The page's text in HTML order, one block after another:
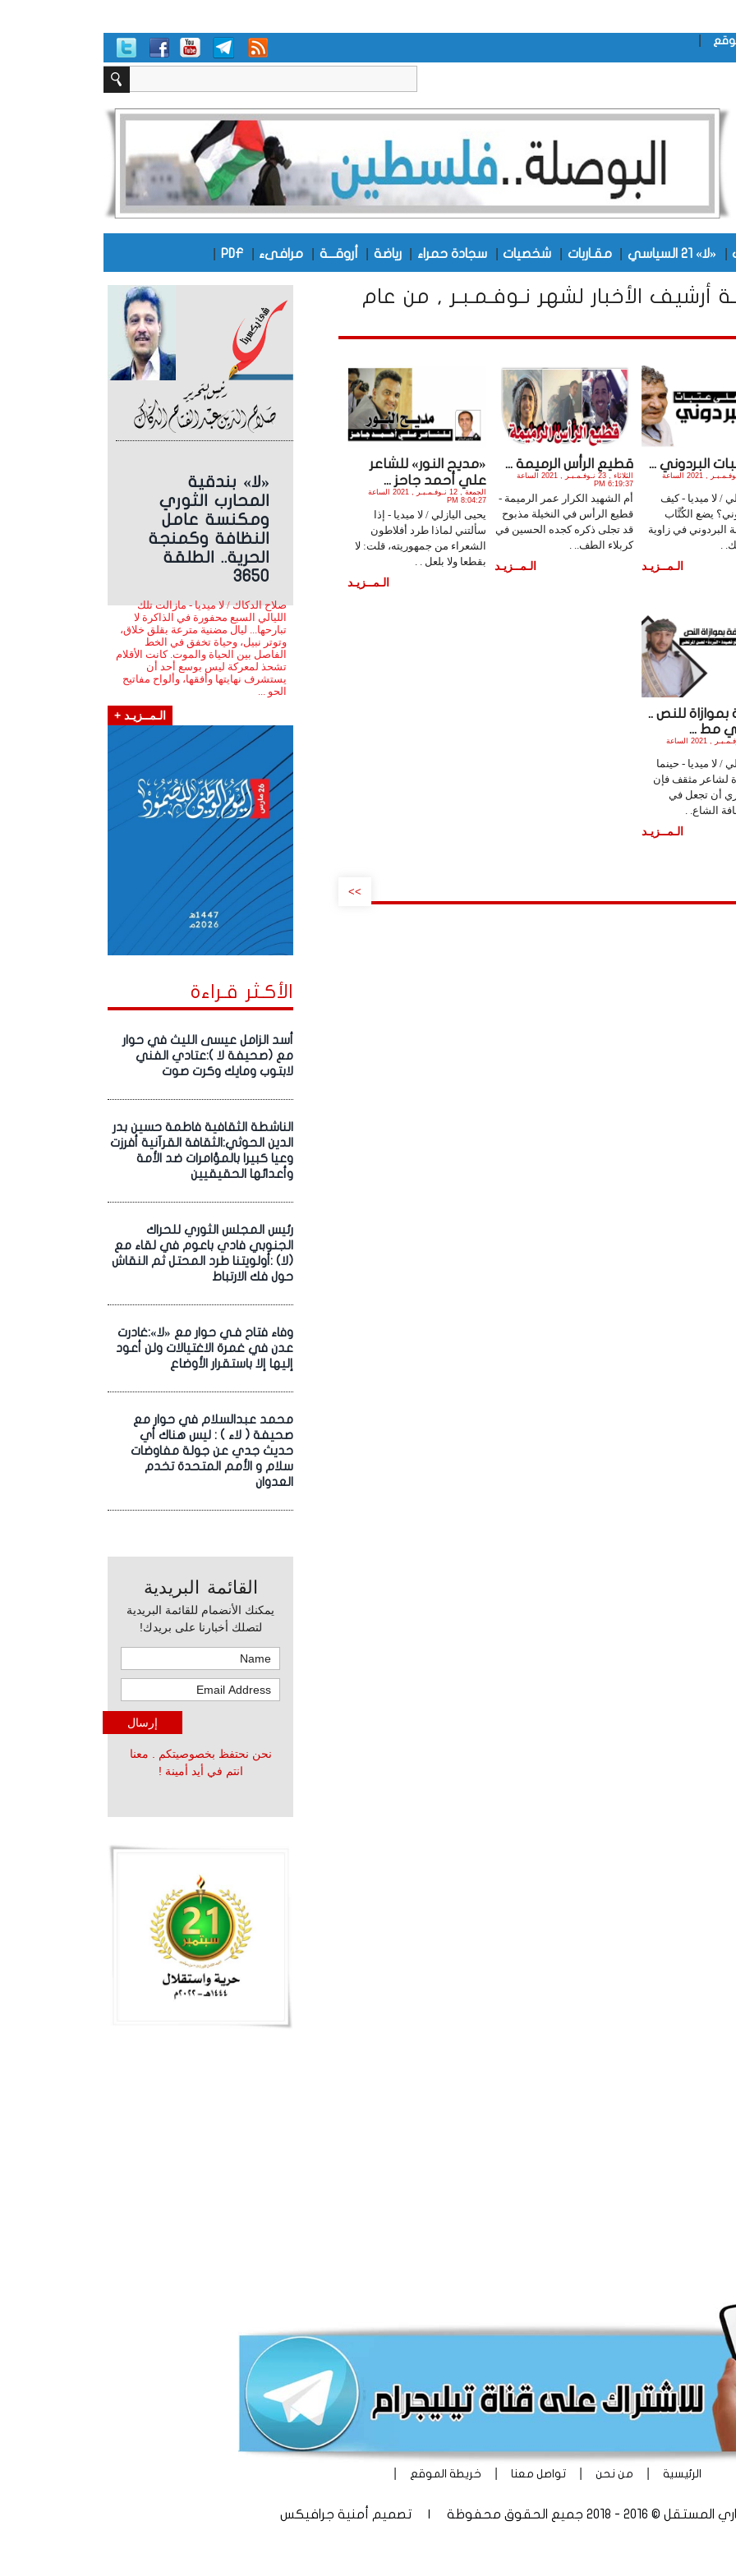
«لا» 21 السياسي مقـاربات شخصيات سجادة حمراء رياضة أروقـــة مرافىء PDF
«لا» بندقية
المحارب الثوري
ومكنسة عامل
النظافة وكمنجة
الحرية.. الطلقة
3650
صلاح الدكاك / لا ميديا - مازالت تلك
الليالي السبع محفورة في الذاكرة لا
تبارحها... ليال مضنية مترعة بقلق خلاق،
وتوتر نبيل، وحياة تخفق في الخط
الفاصل بين الحياة والموت. كانت الأقلام
تشحذ لمعركة ليس بوسع أحد أن
يستشرف نهايتها وأفقها، وألواح مفاتيح
الحو ...
الـمــزيـد +
الأكـثر قـراءة
أسد الزامل عيسى الليث في حوار
مع (صحيفة لا ):عتادي الفني
لابتوب ومايك وكرت صوت
الناشطة الثقافية فاطمة حسين بدر
الدين الحوثي:الثقافة القرآنية أفرزت
وعيا كبيرا بالمؤامرات ضد الأمة
وأعدائها الحقيقيين
رئيس المجلس الثوري للحراك
الجنوبي فادي باعوم في لقاء مع
(لا) :أولويتنا طرد المحتل ثم النقاش
حول فك الارتباط
وفاء فتاح فـي حوار مع «لا»:غادرت
عدن في غمرة الاغتيالات ولن أعود
إليها إلا باستقرار الأوضاع
محمد عبدالسلام في حوار مع
صحيفة ( لاء ) : ليس هناك أي
حديث جدي عن جولة مفاوضات
سلام و الأمم المتحدة تخدم
العدوان
القائمة البريدية
يمكنك الأنضمام للقائمة البريدية
لتصلك أخبارنا على بريدك!
نحن نحتفظ بخصوصيتكم . معنا
انتم في أيد أمينة !
أرشيف الأخبار لشهر نـوفـمـبـر , من عام
البردوني ...
الجمعة , 26 نـوفـمـبـر , 2021 الساعة
/ لا ميديا - كيف
يضع الكُتَّاب
البردوني في زاوية
.
الـمــزيـد
قطيع الرأس الرميمة ...
الثلاثاء , 23 نـوفـمـبـر , 2021 الساعة
6:19:37 PM
أم الشهيد الكرار عمر الرميمة -
قطيع الرأس في النخيلة مذبوح
قد تجلى ذكره كجده الحسين في
كربلاء الطف.. .
الـمــزيـد
«مديح النور» للشاعر
علي أحمد جاحز ...
الجمعة , 12 نـوفـمـبـر , 2021 الساعة
8:04:27 PM
يحيى اليازلي / لا ميديا - إذا
سألتني لماذا طرد أفلاطون
الشعراء من جمهوريته، قلت: لا
بقطعا ولا بلعل . .
الـمــزيـد
بموازاة للنص ..
مط ...
الجمعة , 5 نـوفـمـبـر , 2021 الساعة
/ لا ميديا - حينما
لشاعر مثقف فإن
أن تجعل في
الشاع. .
الـمــزيـد
>>
الرئيسية من نحن تواصل معنا خريطة الموقع
2018 جميع الحقوق محفوظة | تصميم أمنية جرافيكس